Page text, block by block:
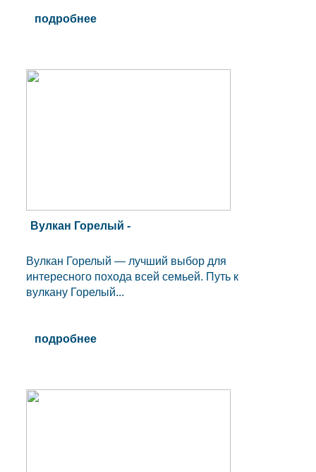
подробнее
Вулкан Горелый -
Вулкан Горелый — лучший выбор для
интересного похода всей семьей. Путь к
вулкану Горелый...
подробнее